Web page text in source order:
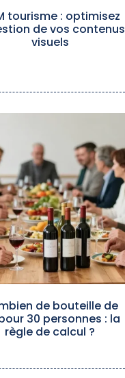
tourisme : optimisez
de vos contenus
visuels
de bouteille de
30 personnes : la
règle de calcul ?